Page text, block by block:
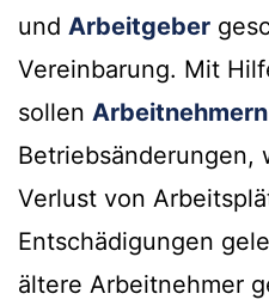
und Arbeitgeber
Vereinbarung. Mit
sollen Arbeitnehmern
Betriebsänderungen,
Verlust von
Entschädigungen
ältere Arbeitnehmer